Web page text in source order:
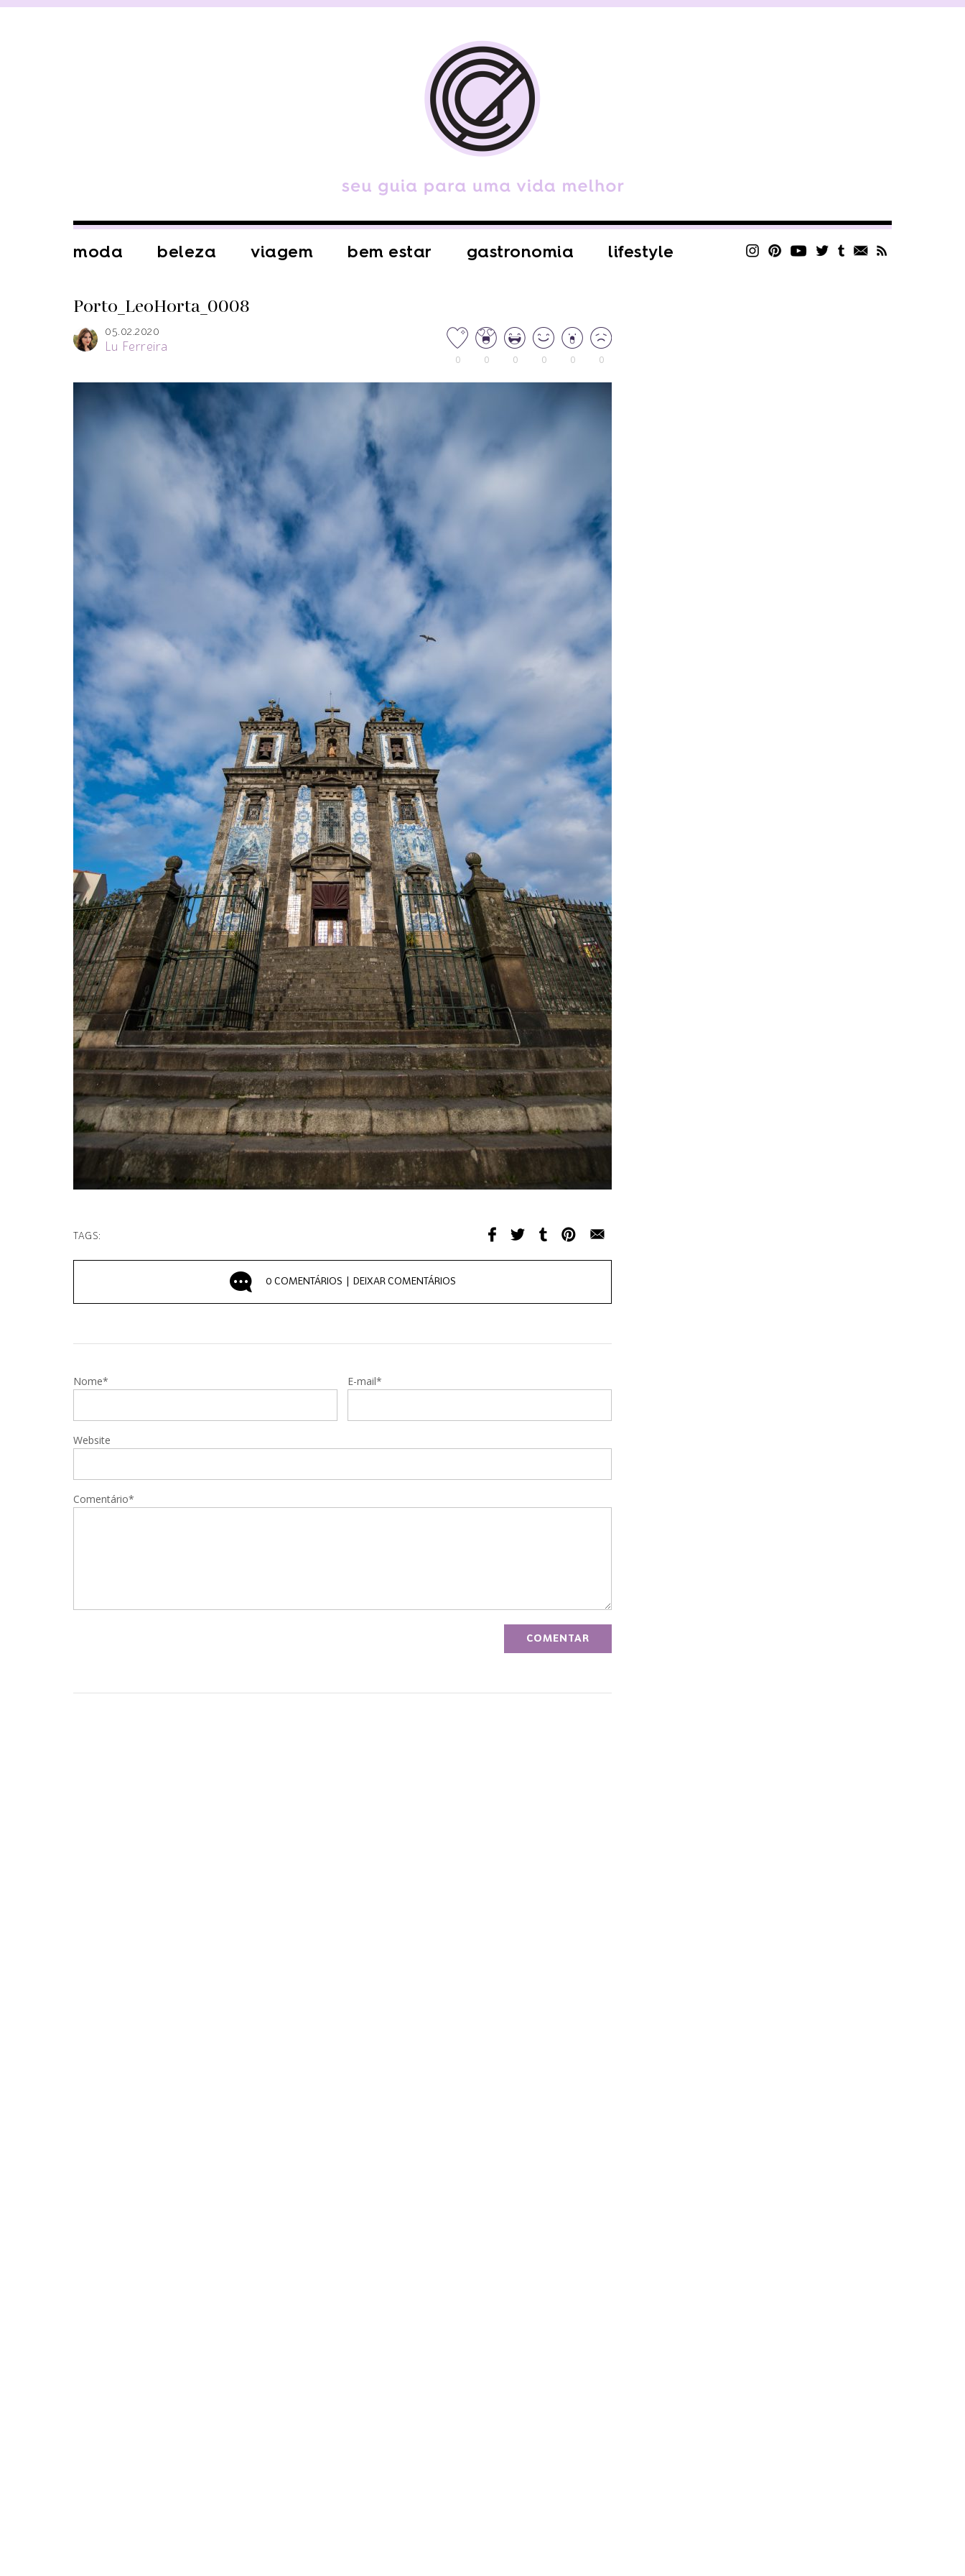
moda beleza viagem bem estar gastronomia lifestyle
Porto_LeoHorta_0008
05.02.2020
Lu Ferreira
0 0 0 0 0 0
TAGS:
0 COMENTÁRIOS | DEIXAR COMENTÁRIOS
Nome* E-mail*
Website
Comentário*